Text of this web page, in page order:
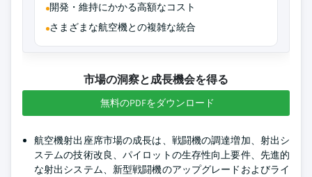
開発・維持にかかる高額なコスト
さまざまな航空機との複雑な統合
市場の洞察と成長機会を得る
無料のPDFをダウンロード
航空機射出座席市場の成長は、戦闘機の調達増加、射出シ
ステムの技術改良、パイロットの生存性向上要件、先進的
な射出システム、新型戦闘機のアップグレードおよびライ